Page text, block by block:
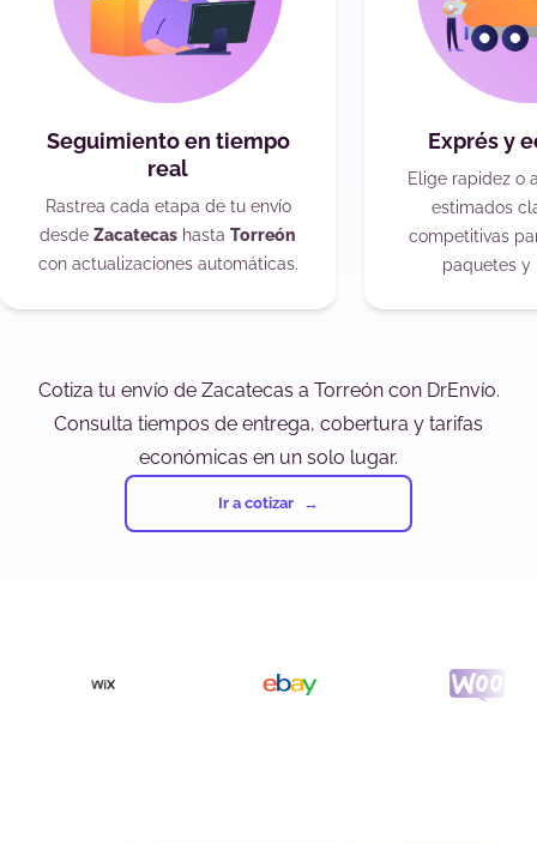
Seguimiento en tiempo
real
Rastrea cada etapa de tu envío
desde Zacatecas hasta Torreón
con actualizaciones automáticas.
Exprés y
Elige rapidez o
estimados
competitivas
paquetes y
Cotiza tu envío de Zacatecas a Torreón con DrEnvío.
Consulta tiempos de entrega, cobertura y tarifas
económicas en un solo lugar.
Ir a cotizar